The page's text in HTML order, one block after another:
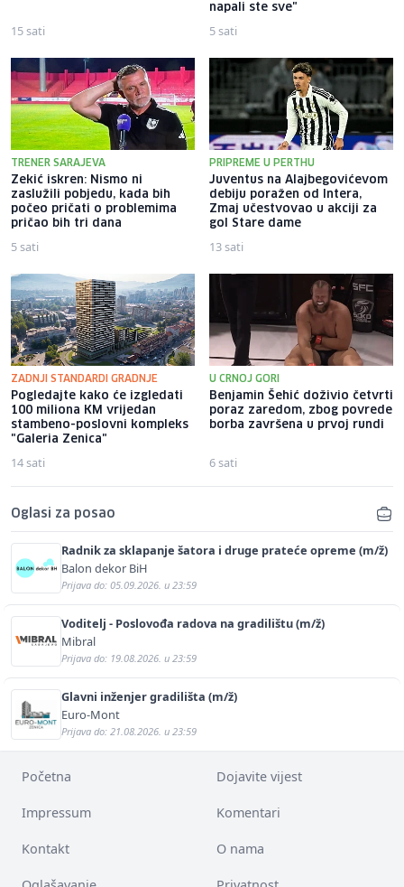
15 sati
napali ste sve"
5 sati
TRENER SARAJEVA
Zekić iskren: Nismo ni
zaslužili pobjedu, kada bih
počeo pričati o problemima
pričao bih tri dana
5 sati
PRIPREME U PERTHU
Juventus na Alajbegovićevom
debiju poražen od Intera,
Zmaj učestvovao u akciji za
gol Stare dame
13 sati
ZADNJI STANDARDI GRADNJE
Pogledajte kako će izgledati
100 miliona KM vrijedan
stambeno-poslovni kompleks
"Galeria Zenica"
14 sati
U CRNOJ GORI
Benjamin Šehić doživio četvrti
poraz zaredom, zbog povrede
borba završena u prvoj rundi
6 sati
Oglasi za posao
Radnik za sklapanje šatora i druge prateće opreme (m/ž)
Balon dekor BiH
Prijava do: 05.09.2026. u 23:59
Voditelj - Poslovođa radova na gradilištu (m/ž)
Mibral
Prijava do: 19.08.2026. u 23:59
Glavni inženjer gradilišta (m/ž)
Euro-Mont
Prijava do: 21.08.2026. u 23:59
Početna Dojavite vijest
Impressum Komentari
Kontakt O nama